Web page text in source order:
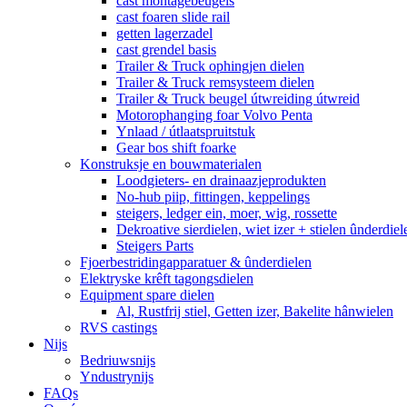
cast foaren slide rail
getten lagerzadel
cast grendel basis
Trailer & Truck ophingjen dielen
Trailer & Truck remsysteem dielen
Trailer & Truck beugel útwreiding útwreid
Motorophanging foar Volvo Penta
Ynlaad / útlaatspruitstuk
Gear bos shift foarke
Konstruksje en bouwmaterialen
Loodgieters- en drainaazjeprodukten
No-hub piip, fittingen, keppelings
steigers, ledger ein, moer, wig, rossette
Dekroative sierdielen, wiet izer + stielen
Steigers Parts
Fjoerbestridingapparatuer & ûnderdielen
Elektryske krêft tagongsdielen
Equipment spare dielen
Al, Rustfrij stiel, Getten izer, Bakelite hânwielen
RVS castings
Nijs
Bedriuwsnijs
Yndustrynijs
FAQs